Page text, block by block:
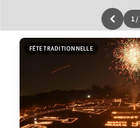
Leaflet|données ©
1 /
FÊTE TRADITIONNELLE